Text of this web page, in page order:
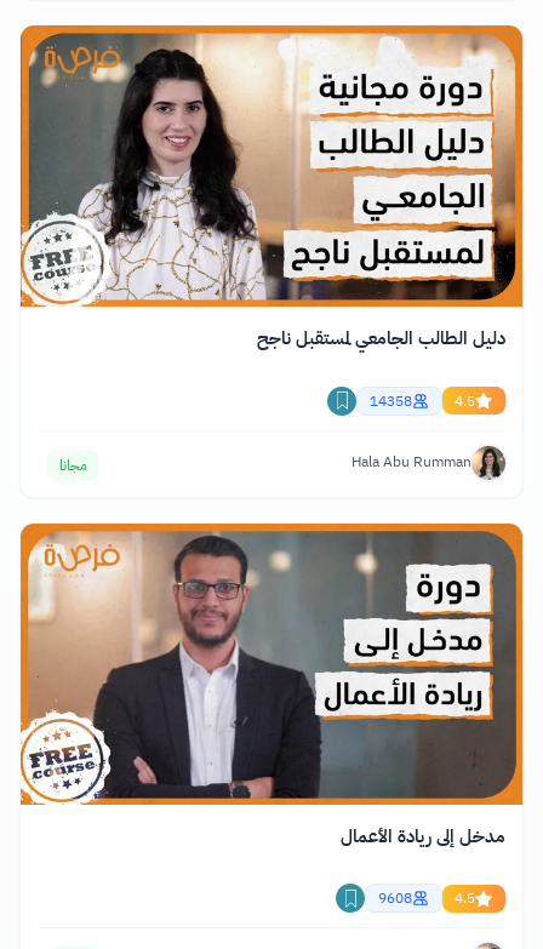
دليل الطالب الجامعي لمستقبل ناجح
4.5
14358
Hala Abu Rumman مجانا
مدخل إلى ريادة الأعمال
4.5
9608